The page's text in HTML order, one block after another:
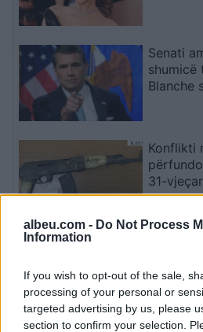
albeu.com - Do Not Process
Information
If you wish to opt-out of the sale,
processing of your personal or
targeted advertising by us, please
section to confirm your selection.
Senati
shumicë
Blanche
Konflikti
31-
opozitën